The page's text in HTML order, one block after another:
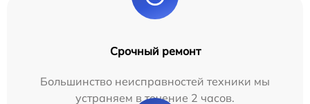
Срочный ремонт
Большинство неисправностей техники мы
устраняем в течение 2 часов.